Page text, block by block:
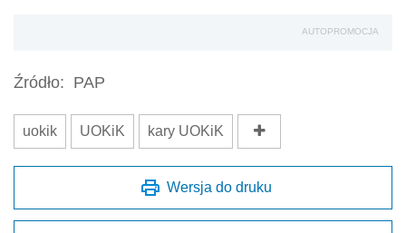
AUTOPROMOCJA
Źródło: PAP
uokik UOKiK kary UOKiK
Wersja do druku